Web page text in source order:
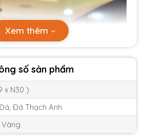
số sản phẩm
x N30 )
Đá Thạch Anh
Vàng
Xem thêm